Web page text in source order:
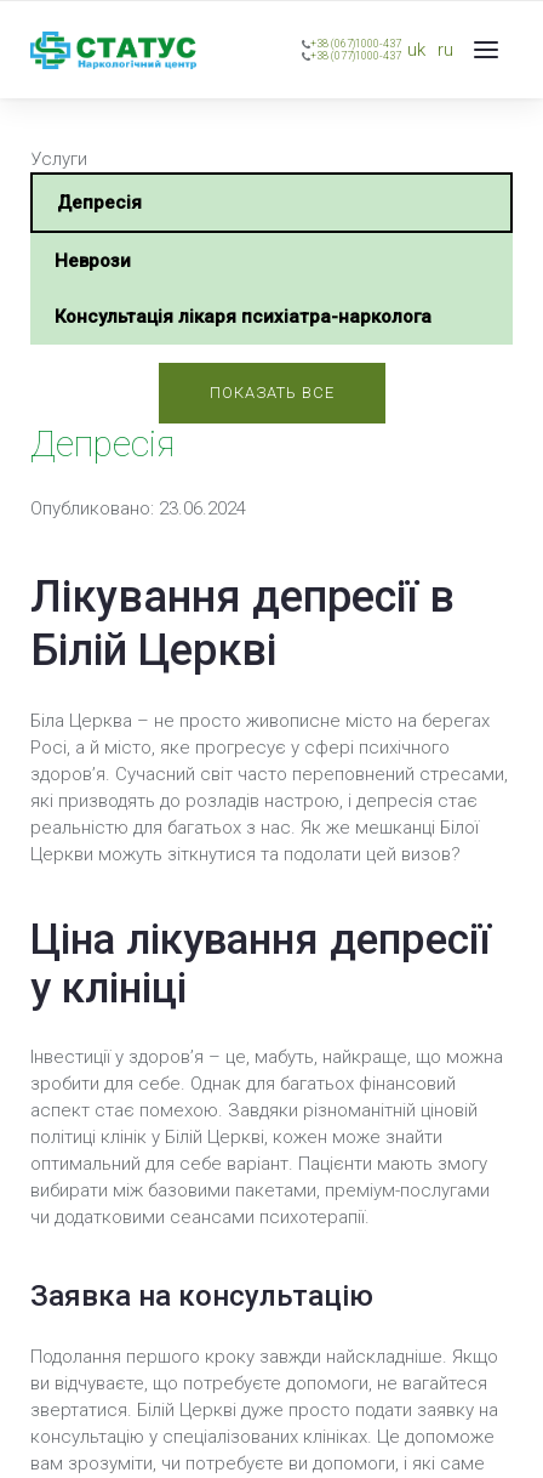
+38 (067)1000-437
+38 (077)1000-437 uk ru
Услуги
Депресія
Неврози
Консультація лікаря психіатра-нарколога
ПОКАЗАТЬ ВСЕ
Депресія
Опубликовано: 23.06.2024
Лікування депресії в
Білій Церкві
Біла Церква – не просто живописне місто на берегах
Росі, а й місто, яке прогресує у сфері психічного
здоров’я. Сучасний світ часто переповнений стресами,
які призводять до розладів настрою, і депресія стає
реальністю для багатьох з нас. Як же мешканці Білої
Церкви можуть зіткнутися та подолати цей визов?
Ціна лікування депресії
у клініці
Інвестиції у здоров’я – це, мабуть, найкраще, що можна
зробити для себе. Однак для багатьох фінансовий
аспект стає помехою. Завдяки різноманітній ціновій
політиці клінік у Білій Церкві, кожен може знайти
оптимальний для себе варіант. Пацієнти мають змогу
вибирати між базовими пакетами, преміум-послугами
чи додатковими сеансами психотерапії.
Заявка на консультацію
Подолання першого кроку завжди найскладніше. Якщо
ви відчуваєте, що потребуєте допомоги, не вагайтеся
звертатися. Білій Церкві дуже просто подати заявку на
консультацію у спеціалізованих клініках. Це допоможе
вам зрозуміти, чи потребуєте ви допомоги, і які саме